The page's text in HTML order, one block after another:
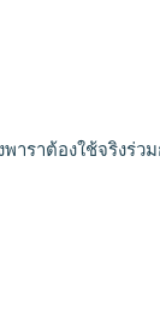
าราต้องใช้จริงร่ว